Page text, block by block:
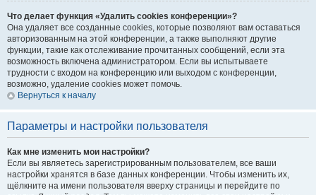
Что делает функция «Удалить cookies конференции»?
Она удаляет все созданные cookies, которые позволяют вам оставаться
авторизованным на этой конференции, а также выполняют другие
функции, такие как отслеживание прочитанных сообщений, если эта
возможность включена администратором. Если вы испытываете
трудности с входом на конференцию или выходом с конференции,
возможно, удаление cookies может помочь.
Вернуться к началу
Параметры и настройки пользователя
Как мне изменить мои настройки?
Если вы являетесь зарегистрированным пользователем, все ваши
настройки хранятся в базе данных конференции. Чтобы изменить их,
щёлкните на имени пользователя вверху страницы и перейдите по